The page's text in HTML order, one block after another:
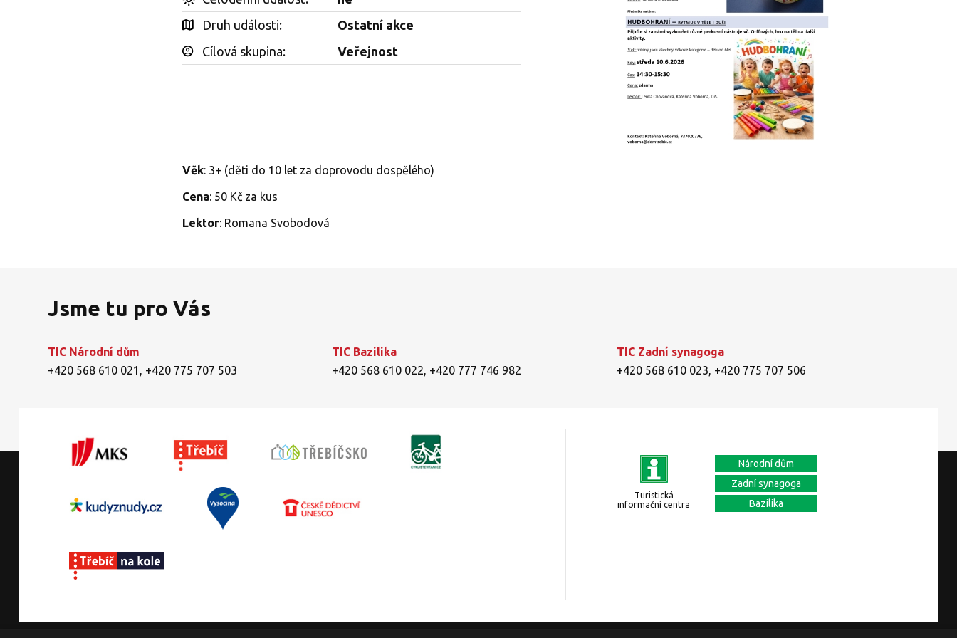
Druh události:
Ostatní akce
Cílová skupina:
Veřejnost
Věk: 3+ (děti do 10 let za doprovodu dospělého)
Cena: 50 Kč za kus
Lektor: Romana Svobodová
Jsme tu pro Vás
TIC Národní dům
+420 568 610 021 , +420 775 707 503
TIC Bazilika
+420 568 610 022, +420 777 746 982
TIC Zadní synagoga
+420 568 610 023, +420 775 707 506
Turistická
informační centra
Národní dům
Zadní synagoga
Bazilika